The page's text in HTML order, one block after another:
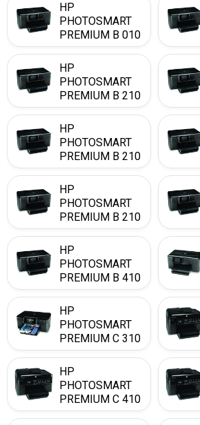
HP
PHOTOSMART
PREMIUM B 010
A
HP
PHOTOSMART
PREMIUM B 210
HP
PHOTOSMART
PREMIUM B 210
B
HP
PHOTOSMART
PREMIUM B 210
E
HP
PHOTOSMART
PREMIUM B 410
C
HP
PHOTOSMART
PREMIUM C 310
A
HP
PHOTOSMART
PREMIUM C 410
B